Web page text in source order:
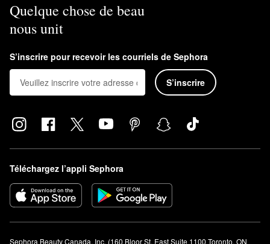
Quelque chose de beau
nous unit
S’inscrire pour recevoir les courriels de Sephora
S’inscrire
Téléchargez l’appli Sephora
Sephora Beauty Canada, Inc. (160 Bloor St. East Suite 1100 Toronto, ON